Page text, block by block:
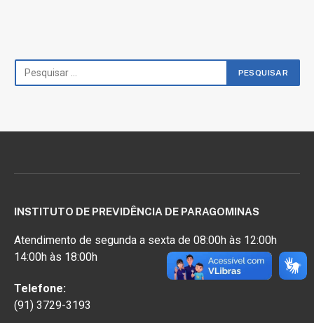
INSTITUTO DE PREVIDÊNCIA DE PARAGOMINAS
Atendimento de segunda a sexta de 08:00h às 12:00h
14:00h às 18:00h
Telefone:
(91) 3729-3193